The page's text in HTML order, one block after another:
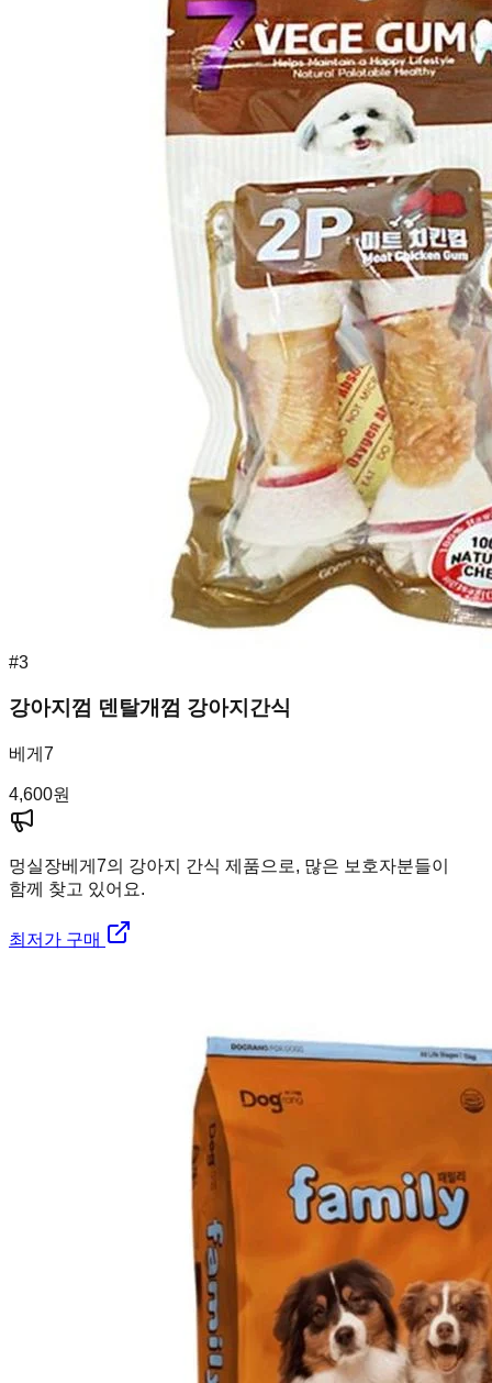
#3
강아지껌 덴탈개껌 강아지간식
베게7
4,600원
멍실장베게7의 강아지 간식 제품으로, 많은 보호자분들이
함께 찾고 있어요.
최저가 구매